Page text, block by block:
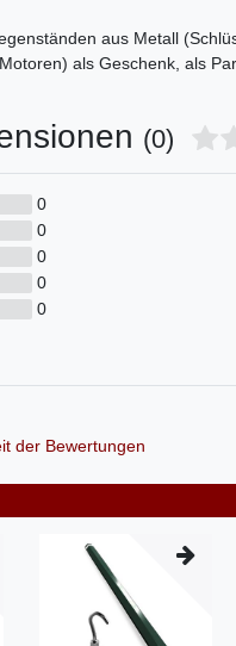
aus Metall
als Geschenk, als
(0)
0
0
0
0
0
der Bewertungen